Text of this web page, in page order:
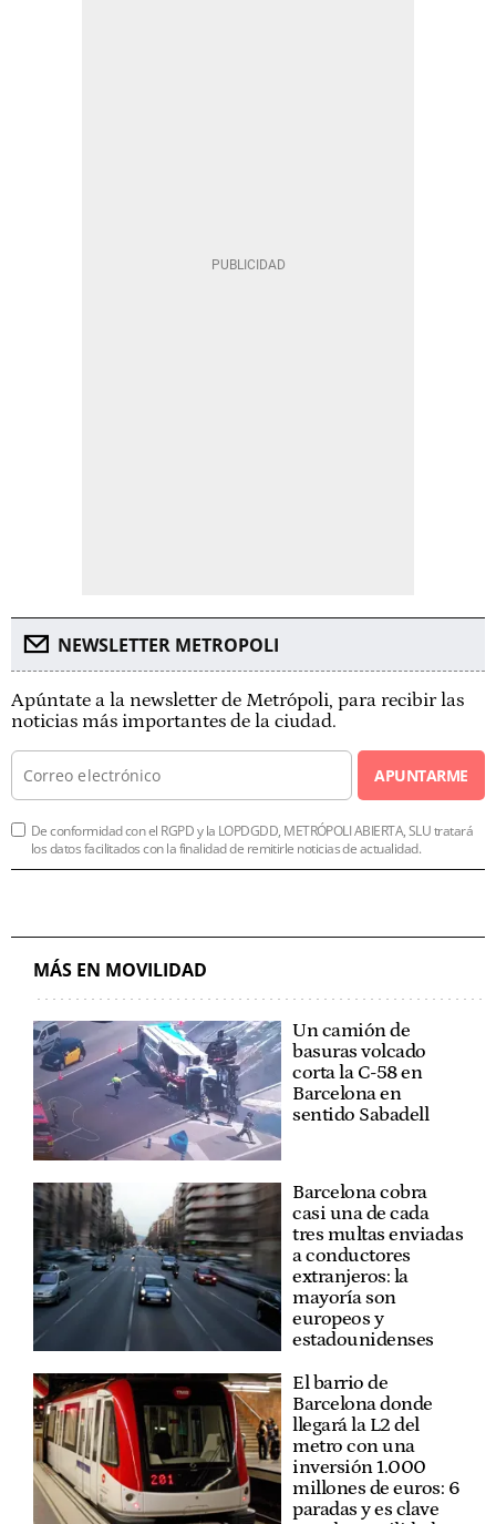
NEWSLETTER METROPOLI
Apúntate a la newsletter de Metrópoli, para recibir las
noticias más importantes de la ciudad.
APUNTARME
De conformidad con el RGPD y la LOPDGDD, METRÓPOLI ABIERTA, SLU tratará
los datos facilitados con la finalidad de remitirle noticias de actualidad.
MÁS EN MOVILIDAD
Un camión de
basuras volcado
corta la C-58 en
Barcelona en
sentido Sabadell
Barcelona cobra
casi una de cada
tres multas enviadas
a conductores
extranjeros: la
mayoría son
europeos y
estadounidenses
El barrio de
Barcelona donde
llegará la L2 del
metro con una
inversión 1.000
millones de euros: 6
paradas y es clave